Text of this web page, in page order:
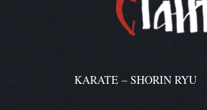
KARATE – SHORIN RYU